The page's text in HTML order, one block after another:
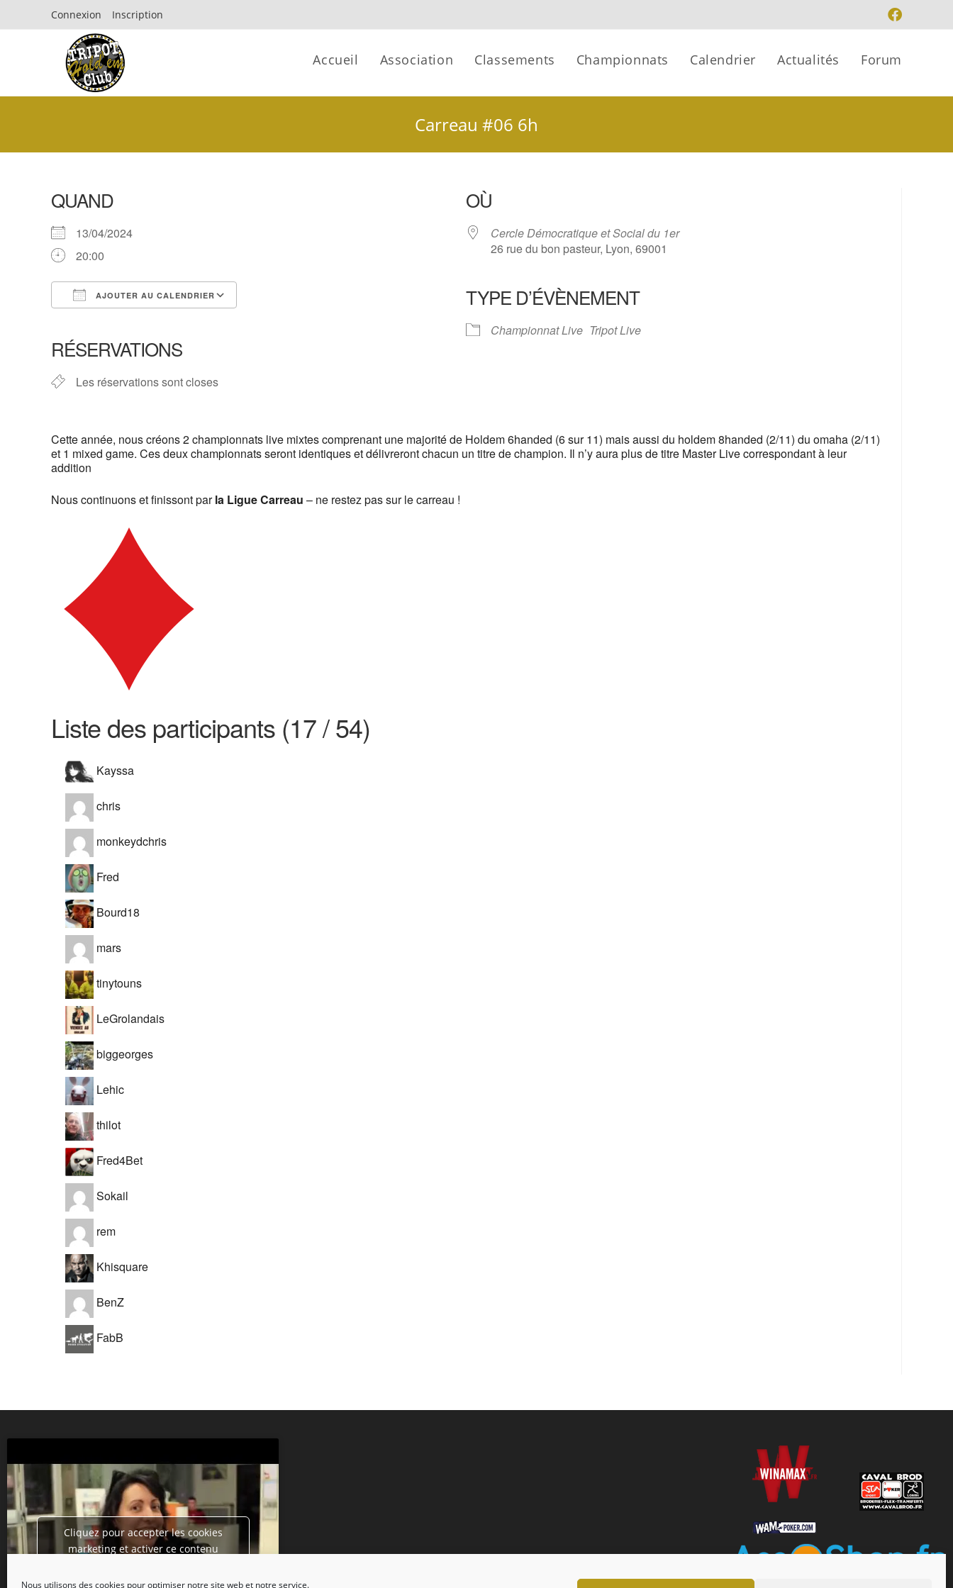
Nous utilisons des cookies pour optimiser notre site web et notre service.
Connexion Inscription
Accueil Association Classements Championnats Calendrier Actualités Forum
Carreau #06 6h
QUAND
13/04/2024
20:00
AJOUTER AU CALENDRIER
iCalendar
RÉSERVATIONS
Les réservations sont closes
OÙ
Cercle Démocratique et Social du 1er
26 rue du bon pasteur, Lyon, 69001
TYPE D’ÉVÈNEMENT
Championnat Live Tripot Live
Cette année, nous créons 2 championnats live mixtes comprenant une majorité de Holdem 6handed (6 sur 11) mais aussi du holdem 8handed (2/11) du omaha (2/11)
et 1 mixed game. Ces deux championnats seront identiques et délivreront chacun un titre de champion. Il n’y aura plus de titre Master Live correspondant à leur
addition
Nous continuons et finissont parla Ligue Carreau – ne restez pas sur le carreau !
Liste des participants (17 / 54)
Kayssa
chris
monkeydchris
Fred
Bourd18
mars
tinytouns
LeGrolandais
biggeorges
Lehic
thilot
Fred4Bet
Sokail
rem
Khisquare
BenZ
FabB
Cliquez pour accepter les cookies
marketing et activer ce contenu